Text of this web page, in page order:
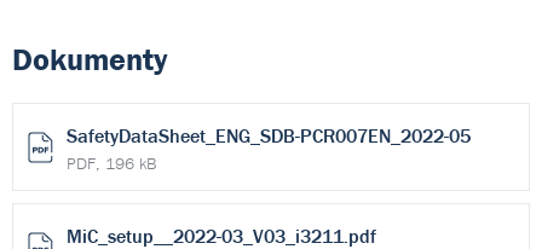
Dokumenty
SafetyDataSheet_ENG_SDB-PCR007EN_2022-05
PDF, 196 kB
MiC_setup__2022-03_V03_i3211.pdf